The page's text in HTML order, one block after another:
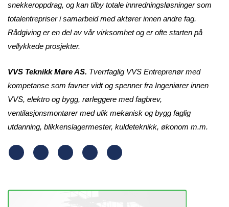
snekkeroppdrag, og kan tilby totale innredningsløsninger som
totalentrepriser i samarbeid med aktører innen andre fag.
Rådgiving er en del av vår virksomhet og er ofte starten på
vellykkede prosjekter.
VVS Teknikk Møre AS. Tverrfaglig VVS Entreprenørmed
kompetanse som favner vidt og spenner fra Ingeniører innen
VVS, elektro og bygg, rørleggere med fagbrev,
ventilasjonsmontører med ulik mekanisk og bygg faglig
utdanning, blikkenslagermester, kuldeteknikk, økonom m.m.